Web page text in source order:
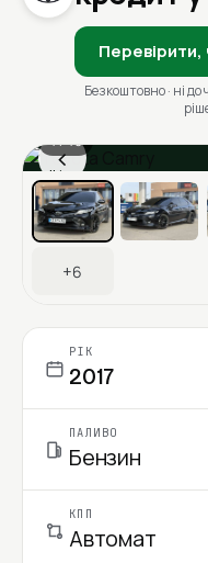
Безкоштовно · ні до
‹
1 / 13
Ціна в місяць
+6
РІК
2017
ПАЛИВО
Бензин
КПП
Автомат